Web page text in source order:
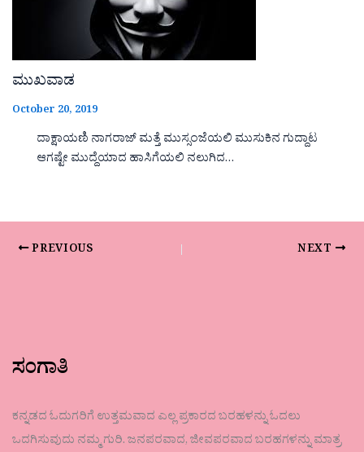
ಮುಖವಾಡ
October 20, 2019
ದಾಕ್ಷಾಯಣಿ ನಾಗರಾಜ್ ಮತ್ತೆ ಮುಸ್ಸಂಜೆಯಲಿ ಮುಸುಕಿನ ಗುದ್ದಾಟ
ಆಗಷ್ಟೇ ಮುದ್ದೆಯಾದ ಹಾಸಿಗೆಯಲಿ ನಲುಗಿದ…
PREVIOUS NEXT
ಸಂಗಾತಿ
ಕನ್ನಡದ ಓದುಗರಿಗೆ ಉತ್ತಮವಾದ ಎಲ್ಲ ಪ್ರಕಾರದ ಬರಹಳನ್ನು ಓದಲು
ಒದಗಿಸುವುದು ನಮ್ಮ ಗುರಿ. ಜನಪರವಾದ, ಜೀವಪರವಾದ ಬರಹಗಳನ್ನು ಮಾತ್ರ